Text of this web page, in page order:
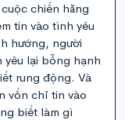
chiến hăng
tin vào tình yêu
hướng, người
lại bỗng hạnh
rung động. Và
vốn chỉ tin vào
biết làm gì